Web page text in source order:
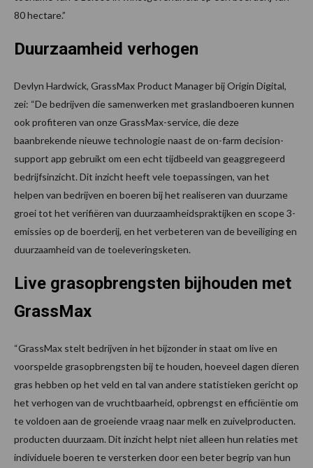
80 hectare.”
Duurzaamheid verhogen
Devlyn Hardwick, GrassMax Product Manager bij Origin Digital,
zei: “De bedrijven die samenwerken met graslandboeren kunnen
ook profiteren van onze GrassMax-service, die deze
baanbrekende nieuwe technologie naast de on-farm decision-
support app gebruikt om een ​​echt tijdbeeld van geaggregeerd
bedrijfsinzicht. Dit inzicht heeft vele toepassingen, van het
helpen van bedrijven en boeren bij het realiseren van duurzame
groei tot het verifiëren van duurzaamheidspraktijken en scope 3-
emissies op de boerderij, en het verbeteren van de beveiliging en
duurzaamheid van de toeleveringsketen.
Live grasopbrengsten bijhouden met
GrassMax
“GrassMax stelt bedrijven in het bijzonder in staat om live en
voorspelde grasopbrengsten bij te houden, hoeveel dagen dieren
gras hebben op het veld en tal van andere statistieken gericht op
het verhogen van de vruchtbaarheid, opbrengst en efficiëntie om
te voldoen aan de groeiende vraag naar melk en zuivelproducten.
producten duurzaam. Dit inzicht helpt niet alleen hun relaties met
individuele boeren te versterken door een beter begrip van hun